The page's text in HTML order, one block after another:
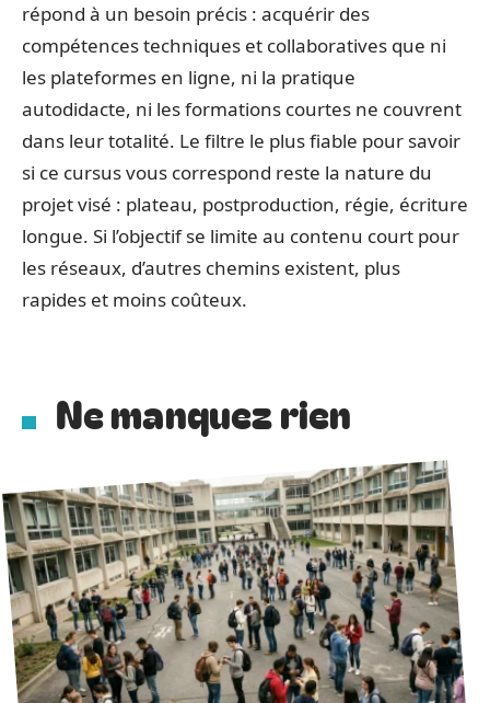
répond à un besoin précis : acquérir des
compétences techniques et collaboratives que ni
les plateformes en ligne, ni la pratique
autodidacte, ni les formations courtes ne couvrent
dans leur totalité. Le filtre le plus fiable pour savoir
si ce cursus vous correspond reste la nature du
projet visé : plateau, postproduction, régie, écriture
longue. Si l’objectif se limite au contenu court pour
les réseaux, d’autres chemins existent, plus
rapides et moins coûteux.
Ne manquez rien